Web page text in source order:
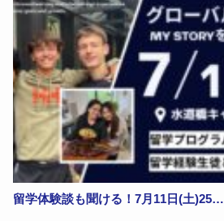
留学体験談も聞ける！7月11日(土)25…